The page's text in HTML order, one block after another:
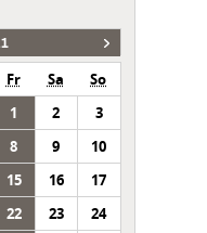
Fr Sa
So
1
2
3
8 9
10
15 16
17
22 23
24